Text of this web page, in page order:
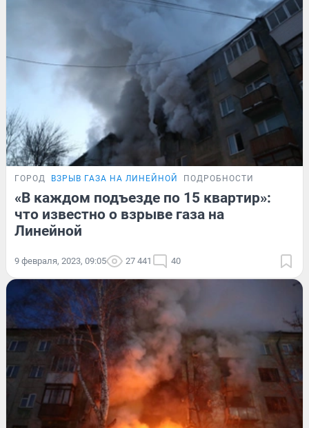
ГОРОД ВЗРЫВ ГАЗА НА ЛИНЕЙНОЙ ПОДРОБНОСТИ
«В каждом подъезде по 15 квартир»:
что известно о взрыве газа на
Линейной
9 февраля, 2023, 09:05 27 441 40